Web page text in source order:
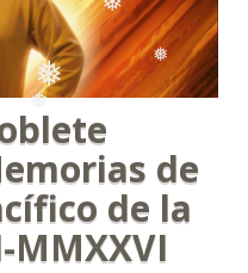
❅
❅
de
de la
MMXXVI